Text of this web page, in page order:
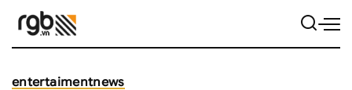
entertaimentnews